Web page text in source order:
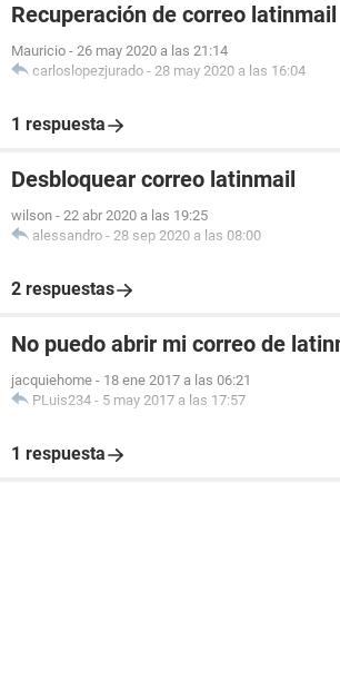
Recuperación de correo latinmail
Mauricio - 26 may 2020 a las 21:14
carloslopezjurado - 28 may 2020 a las 16:04
1 respuesta
Desbloquear correo latinmail
wilson - 22 abr 2020 a las 19:25
alessandro - 28 sep 2020 a las 08:00
2 respuestas
No puedo abrir mi correo de
jacquiehome - 18 ene 2017 a las 06:21
PLuis234 - 5 may 2017 a las 17:57
1 respuesta